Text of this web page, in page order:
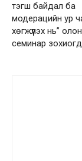
тэгш байдал ба
модерацийн ур
хөгжүүлэх нь”
семинар